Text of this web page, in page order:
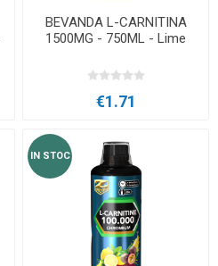
BEVANDA L-CARNITINA
1500MG - 750ML - Lime
€1.71
IN STOC